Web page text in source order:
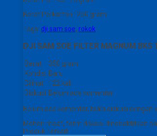
Berat Perkarton : 250 gram
Tags: dji sam soe, rokok
DJI SAM SOE FILTER MAGNUM BKS
Berat
350 gram
Kondisi Baru
Dilihat
122 kali
Diskusi Belum ada komentar
Belum ada komentar, buka diskusi dengan
Mohon maaf, form diskusi dinonaktifkan
Produk Terkait